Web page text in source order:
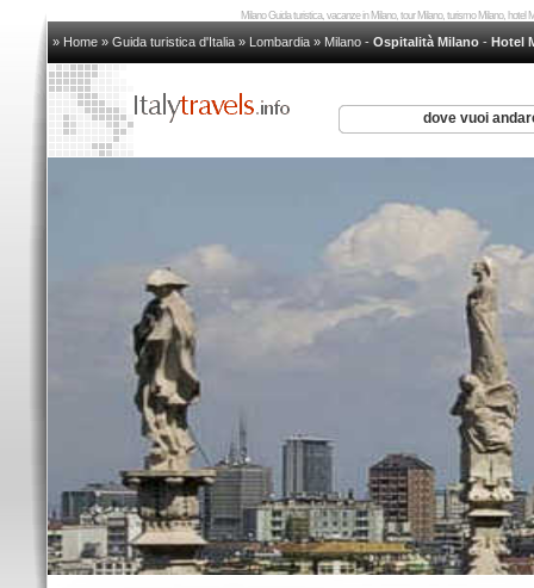
Milano Guida turistica, vacanze in Milano, tour Milano, turismo Milano,
» Home » Guida turistica d'Italia » Lombardia » Milano - Ospitalità Milano - Hotel
dove vuoi